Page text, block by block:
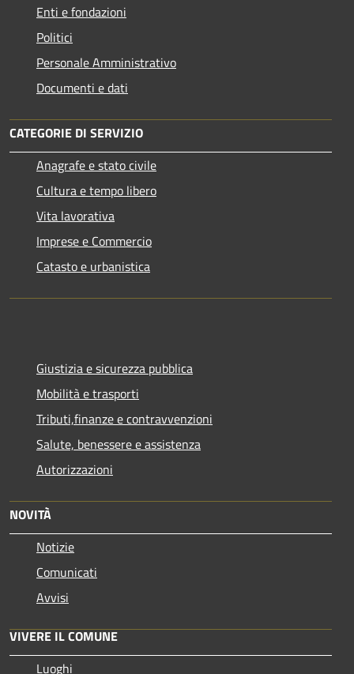
Enti e fondazioni
Politici
Personale Amministrativo
Documenti e dati
CATEGORIE DI SERVIZIO
Anagrafe e stato civile
Cultura e tempo libero
Vita lavorativa
Imprese e Commercio
Catasto e urbanistica
Giustizia e sicurezza pubblica
Mobilità e trasporti
Tributi,finanze e contravvenzioni
Salute, benessere e assistenza
Autorizzazioni
NOVITÀ
Notizie
Comunicati
Avvisi
VIVERE IL COMUNE
Luoghi